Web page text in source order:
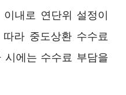
내로 연단위 설정이
라 중도상환 수수료
에는 수수료 부담을